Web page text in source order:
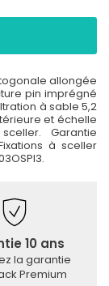
allongée
pin imprégné
à sable 5,2
et échelle
Garantie
à sceller
10 ans
la garantie
Premium